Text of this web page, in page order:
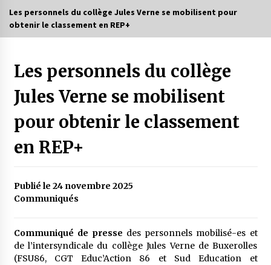
Les personnels du collège Jules Verne se mobilisent pour
obtenir le classement en REP+
Les personnels du collège
Jules Verne se mobilisent
pour obtenir le classement
en REP+
Publié le 24 novembre 2025
Communiqués
Communiqué de presse des personnels mobilisé-es et
de l’intersyndicale du collège Jules Verne de Buxerolles
(FSU86, CGT Educ’Action 86 et Sud Education et